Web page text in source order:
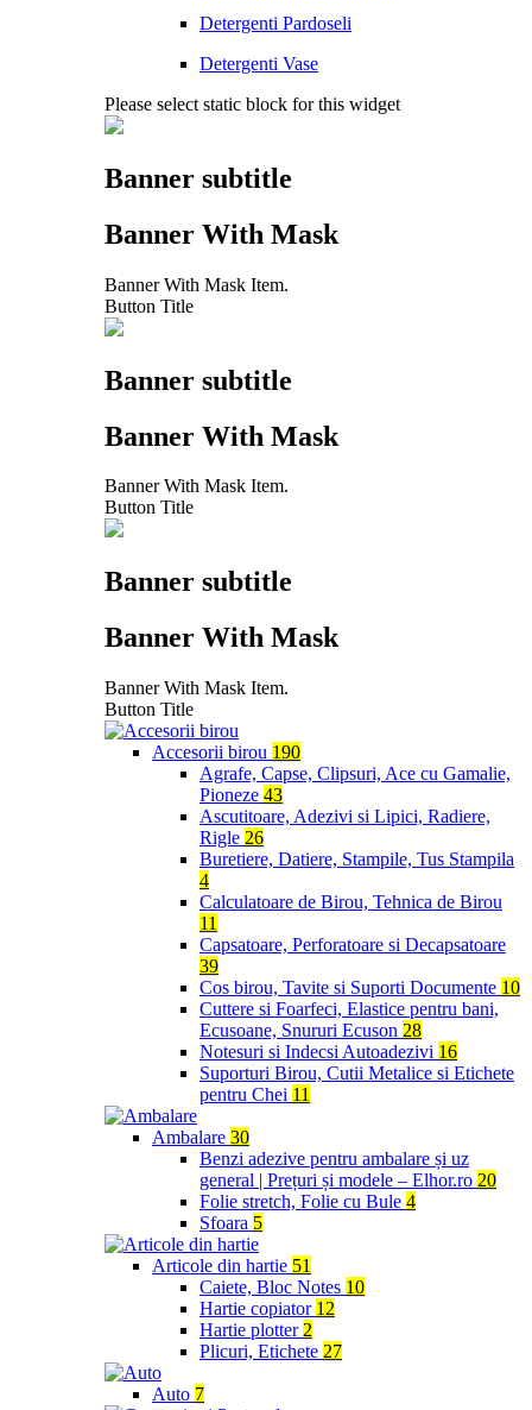
Detergenti Pardoseli
Detergenti Vase
Please select static block for this widget
Banner subtitle
Banner With Mask
Banner With Mask Item.
Button Title
Banner subtitle
Banner With Mask
Banner With Mask Item.
Button Title
Banner subtitle
Banner With Mask
Banner With Mask Item.
Button Title
Accesorii birou 190
Agrafe, Capse, Clipsuri, Ace cu Gamalie,
Pioneze 43
Ascutitoare, Adezivi si Lipici, Radiere,
Rigle 26
Buretiere, Datiere, Stampile, Tus Stampila
4
Calculatoare de Birou, Tehnica de Birou
11
Capsatoare, Perforatoare si Decapsatoare
39
Cos birou, Tavite si Suporti Documente 10
Cuttere si Foarfeci, Elastice pentru bani,
Ecusoane, Snururi Ecuson 28
Notesuri si Indecsi Autoadezivi 16
Suporturi Birou, Cutii Metalice si Etichete
pentru Chei 11
Ambalare 30
Benzi adezive pentru ambalare și uz
general | Prețuri și modele – Elhor.ro 20
Folie stretch, Folie cu Bule 4
Sfoara 5
Articole din hartie 51
Caiete, Bloc Notes 10
Hartie copiator 12
Hartie plotter 2
Plicuri, Etichete 27
Auto 7